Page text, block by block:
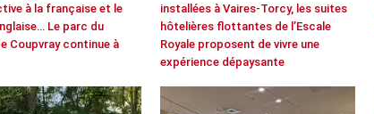
à la française et le
Le parc du
Coupvray continue à
installées à Vaires-Torcy, les suites
hôtelières flottantes de l’Escale
Royale proposent de vivre une
expérience dépaysante